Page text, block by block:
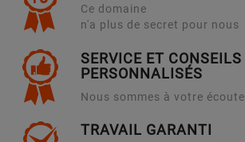
Ce domaine
n'a plus de secret pour nous
SERVICE ET CONSEILS
PERSONNALISÉS
Nous sommes à votre écoute
TRAVAIL GARANTI